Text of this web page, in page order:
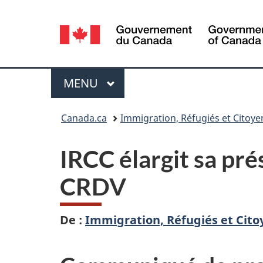
Sélection
de
la
langue
Menu
MENU PRINCIPAL
Canada.ca Immigration, Réfugiés et
IRCC élargit sa
CRDV
De : Immigration, Réfugiés et